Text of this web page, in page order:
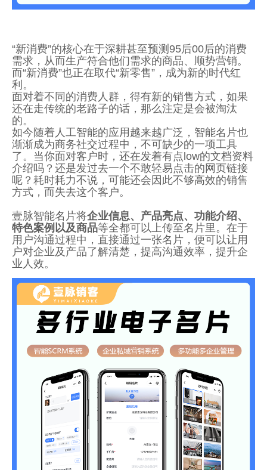
“新消费”的核心在于深耕甚至预测95后00后的消费
需求，从而生产符合他们需求的商品、顺势营销。
而“新消费”也正在取代“新零售”，成为新的时代红
利。
面对着不同的消费人群，得有新的销售方式，如果
还在走传统的老路子的话，那么注定是会被淘汰
的。
如今随着人工智能的应用越来越广泛，智能名片也
渐渐成为商务社交过程中，不可缺少的一项工具
了。当你面对客户时，还在发着有点low的文档资料
介绍吗？还是发过去一个不敢轻易点击的网页链接
呢？耗时耗力不说，可能还会因此不够高效的销售
方式，而失去这个客户。
壹脉智能名片将企业信息、产品亮点、功能介绍、
特色案例以及商品等全都可以上传至名片里。在于
用户沟通过程中，直接通过一张名片，便可以让用
户对企业及产品了解清楚，提高沟通效率，提升企
业人效。